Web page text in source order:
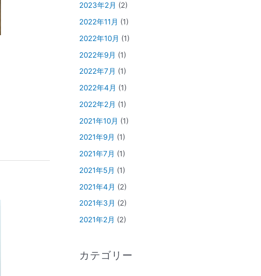
2023年2月 (2)
2022年11月 (1)
2022年10月 (1)
2022年9月 (1)
2022年7月 (1)
2022年4月 (1)
2022年2月 (1)
2021年10月 (1)
2021年9月 (1)
2021年7月 (1)
2021年5月 (1)
2021年4月 (2)
2021年3月 (2)
2021年2月 (2)
カテゴリー